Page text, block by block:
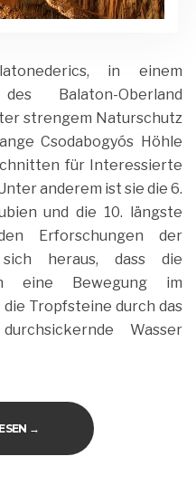
in einem
Balaton-Oberland
strengem Naturschutz
Csodabogyós Höhle
für Interessierte
anderem ist sie die 6.
und die 10. längste
Erforschungen der
heraus, dass die
eine Bewegung im
Tropfsteine durch das
Wasser
„CSODABOGYÓS-HÖHLE“
→